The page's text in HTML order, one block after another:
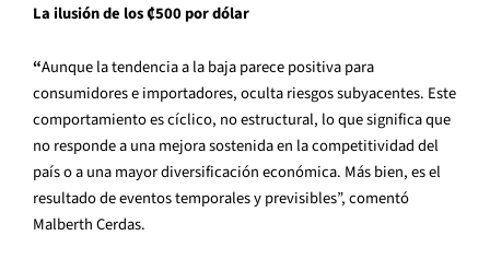
La ilusión de los₡500 por dólar
“Aunque la tendencia a la baja parece positiva para
consumidores e importadores, oculta riesgos subyacentes. Este
comportamiento es cíclico, no estructural, lo que significa que
no responde a una mejora sostenida en la competitividad del
país o a una mayor diversificación económica. Más bien, es el
resultado de eventos temporales y previsibles”, comentó
Malberth Cerdas.